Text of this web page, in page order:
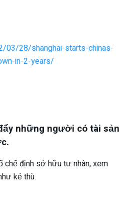
03/28/shanghai-starts-chinas-
in-2-years/
những người có tài sản
chế định sở hữu tư nhân, xem
kẻ thù.